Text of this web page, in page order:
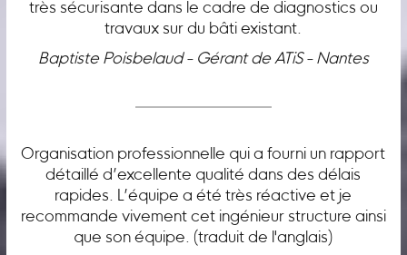
très sécurisante dans le cadre de diagnostics ou
travaux sur du bâti existant.
Baptiste Poisbelaud - Gérant de ATiS - Nantes
Organisation professionnelle qui a fourni un rapport
détaillé d’excellente qualité dans des délais
rapides. L’équipe a été très réactive et je
recommande vivement cet ingénieur structure ainsi
que son équipe. (traduit de l'anglais)